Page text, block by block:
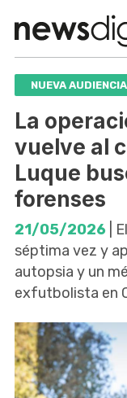
NUEVA AUDIENCIA
La
vuelve al
Luque
forenses
21/05/2026 |
séptima vez y
autopsia y un
exfutbolista en